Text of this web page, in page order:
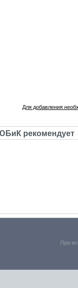
Для добавления
рекомендует
При